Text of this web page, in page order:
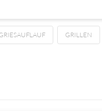
GRILLEN